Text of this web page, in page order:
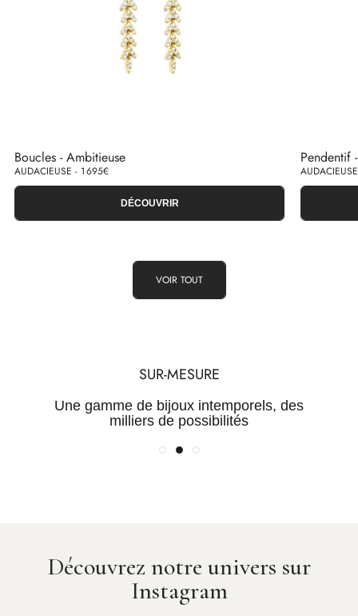
Boucles - Ambitieuse
AUDACIEUSE - 1 695€
DÉCOUVRIR
Pendentif
VOIR TOUT
métaux rares
SUR-MESURE
Une gamme de bijoux intemporels, des
milliers de possibilités
valeur pour des prix justes
Découvrez notre univers sur
Instagram